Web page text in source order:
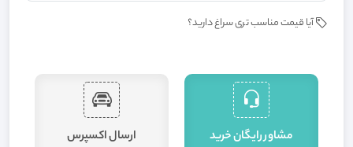
آیا قیمت مناسب تری سراغ دارید؟
مشاور رايگان خريد ارسال اکسپرس